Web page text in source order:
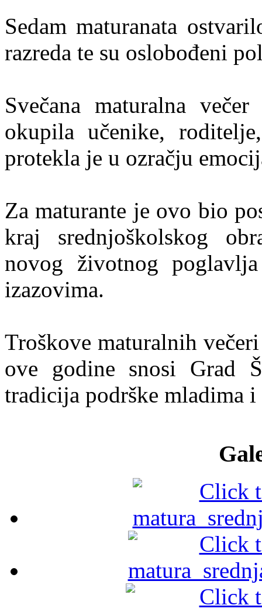
Sedam maturanata
razreda te su oslobođeni
Svečana maturalna
okupila učenike,
protekla je u ozračju
Za maturante je ovo bio
kraj srednjoškolskog
novog životnog
izazovima.
Troškove maturalnih
ove godine snosi Grad
tradicija podrške mladima